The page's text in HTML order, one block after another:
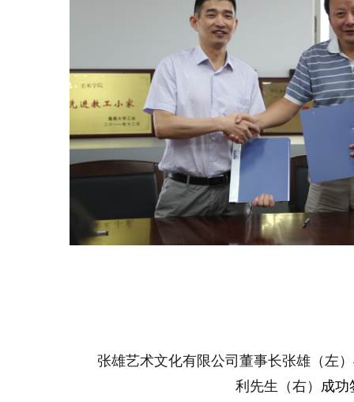
张雄艺术文化有限公司董事长张雄（左
利先生（右） 成功